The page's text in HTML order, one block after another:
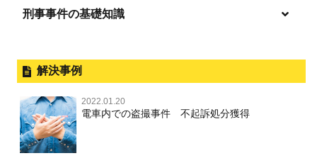
業務妨害
淫行・援助交際
公然わいせつ，わいせつ物頒布，淫
行勧誘罪
児童ポルノ・リベンジポルノ
危険ドラッグ
危険運転行為等
ストーカー事件
逮捕後、早急な釈放・保釈を望むときにすべきこと
無実・無罪の証明をしたい
被害者との示談を円満に進めるためには
事件別－暴力事件
暴行・傷害
殺人
過失致死・過失傷害
脅迫・強要
性犯罪 TOP
痴漢
盗撮，のぞき
不同意わいせつ（旧：強制わいせつ，準強制わいせつ），
事件別－財産犯
財産犯 TOP
窃盗罪
事件別－薬物事件
薬物事件 TOP
事件別－交通違反・交通事故
刑事事件の基礎知識
外国人事件の手続きと特色
刑事裁判の概要・手続
公務員の逮捕・刑事事件
控訴・上告
解決事例
2022.01.20
電車内での盗撮事件 不起訴処分獲得